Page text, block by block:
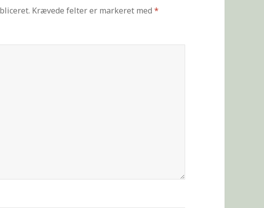
Krævede felter er markeret med*